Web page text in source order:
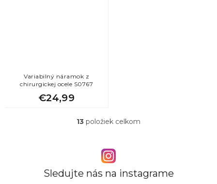
Variabilný náramok z
chirurgickej ocele S0767
€24,99
O
á
d
a
13 položiek celkom
Sledujte nás na instagrame